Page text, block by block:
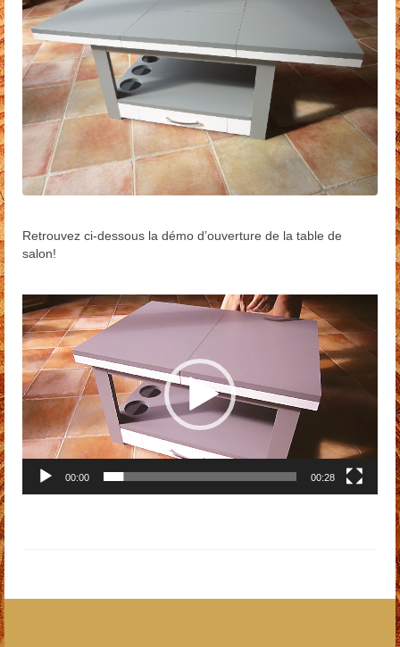
Retrouvez ci-dessous la démo d’ouverture de la table de
salon!
Lecteur
vidéo
00:00 00:28